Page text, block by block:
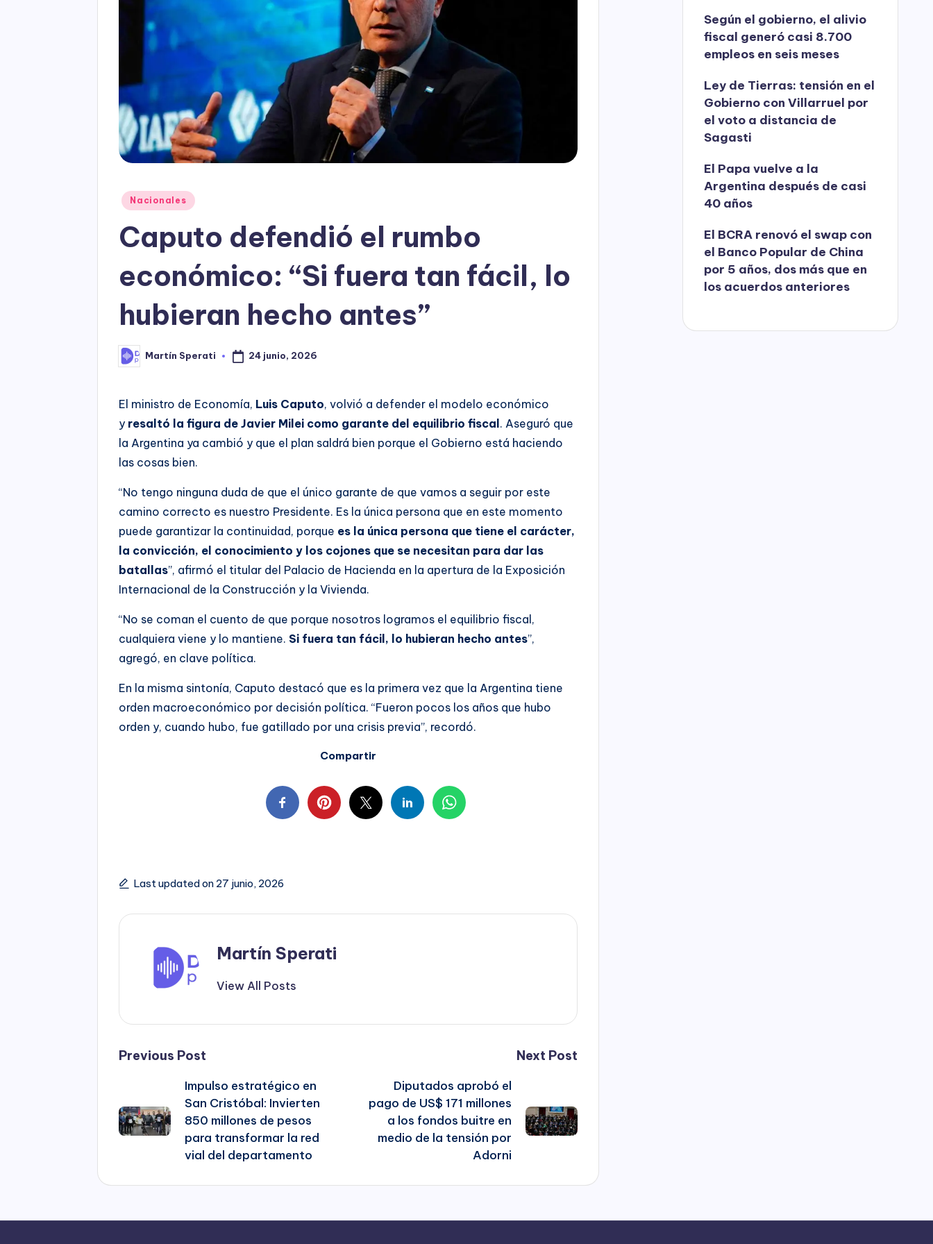
o
P
l
a
y
Posted
Nacionales
Caputo defendió el rumbo
económico: “Si fuera tan fácil, lo
hubieran hecho antes”
Posted
by
Martín Sperati 24 junio, 2026
El ministro de Economía, Luis Caputo, volvió a defender el modelo económico
y resaltó la figura de Javier Milei como garante del equilibrio fiscal. Aseguró que
la Argentina ya cambió y que el plan saldrá bien porque el Gobierno está haciendo
las cosas bien.
“No tengo ninguna duda de que el único garante de que vamos a seguir por este
camino correcto es nuestro Presidente. Es la única persona que en este momento
puede garantizar la continuidad, porque es la única persona que tiene el carácter,
la convicción, el conocimiento y los cojones que se necesitan para dar las
batallas”, afirmó el titular del Palacio de Hacienda en la apertura de la Exposición
Internacional de la Construcción y la Vivienda.
“No se coman el cuento de que porque nosotros logramos el equilibrio fiscal,
cualquiera viene y lo mantiene. Si fuera tan fácil, lo hubieran hecho antes”,
agregó, en clave política.
En la misma sintonía, Caputo destacó que es la primera vez que la Argentina tiene
orden macroeconómico por decisión política. “Fueron pocos los años que hubo
orden y, cuando hubo, fue gatillado por una crisis previa”, recordó.
Compartir
Last updated on 27 junio, 2026
Martín Sperati
View All Posts
Post
navigation
Previous Post
Impulso estratégico en
San Cristóbal: Invierten
850 millones de pesos
para transformar la red
vial del departamento
Next Post
Diputados aprobó el
pago de US$ 171 millones
a los fondos buitre en
medio de la tensión por
Adorni
Según el gobierno, el alivio
fiscal generó casi 8.700
empleos en seis meses
Ley de Tierras: tensión en el
Gobierno con Villarruel por
el voto a distancia de
Sagasti
El Papa vuelve a la
Argentina después de casi
40 años
El BCRA renovó el swap con
el Banco Popular de China
por 5 años, dos más que en
los acuerdos anteriores